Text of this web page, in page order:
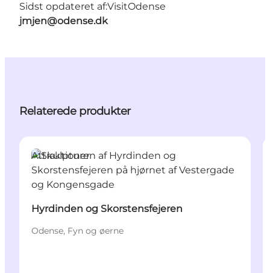
Sidst opdateret af:VisitOdense
jmjen@odense.dk
Relaterede produkter
Attraktioner
Hyrdinden og Skorstensfejeren
Odense, Fyn og øerne